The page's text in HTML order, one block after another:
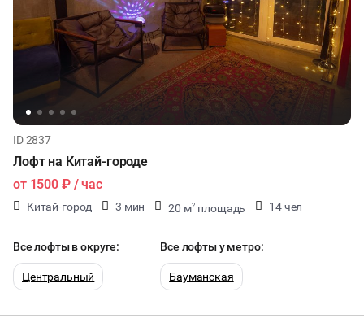
ID 2837
Лофт на Китай-городе
от 1500 ₽/ час
Китай-город 3 мин 20 м2 площадь
14 чел
Все лофты в округе:
Центральный
Все лофты у метро:
Бауманская